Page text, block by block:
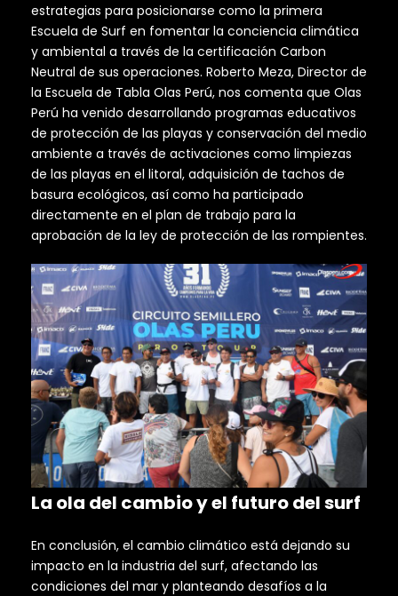
estrategias para posicionarse como la primera
Escuela de Surf en fomentar la conciencia climática
y ambiental a través de la certificación Carbon
Neutral de sus operaciones. Roberto Meza, Director de
la Escuela de Tabla Olas Perú, nos comenta que Olas
Perú ha venido desarrollando programas educativos
de protección de las playas y conservación del medio
ambiente a través de activaciones como limpiezas
de las playas en el litoral, adquisición de tachos de
basura ecológicos, así como ha participado
directamente en el plan de trabajo para la
aprobación de la ley de protección de las rompientes.
La ola del cambio y el futuro del surf
En conclusión, el cambio climático está dejando su
impacto en la industria del surf, afectando las
condiciones del mar y planteando desafíos a la